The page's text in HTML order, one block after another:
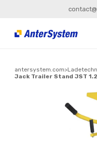
antersystem.com>
Jack Trailer Stand JST 1.2